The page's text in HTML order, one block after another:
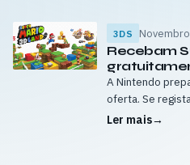
3DS
Recebam
A Nintendo
oferta. Se
ou 3DS XL
Ler mais→